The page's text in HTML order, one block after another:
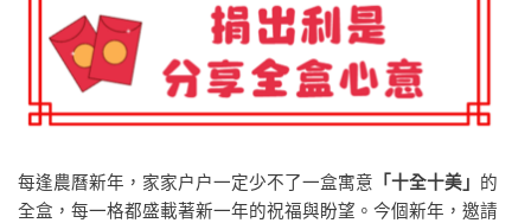
每逢農曆新年，家家户户一定少不了一盒寓意 「十全十美」 的
全盒，每一格都盛載著新一年的祝福與盼望。今個新年，邀請